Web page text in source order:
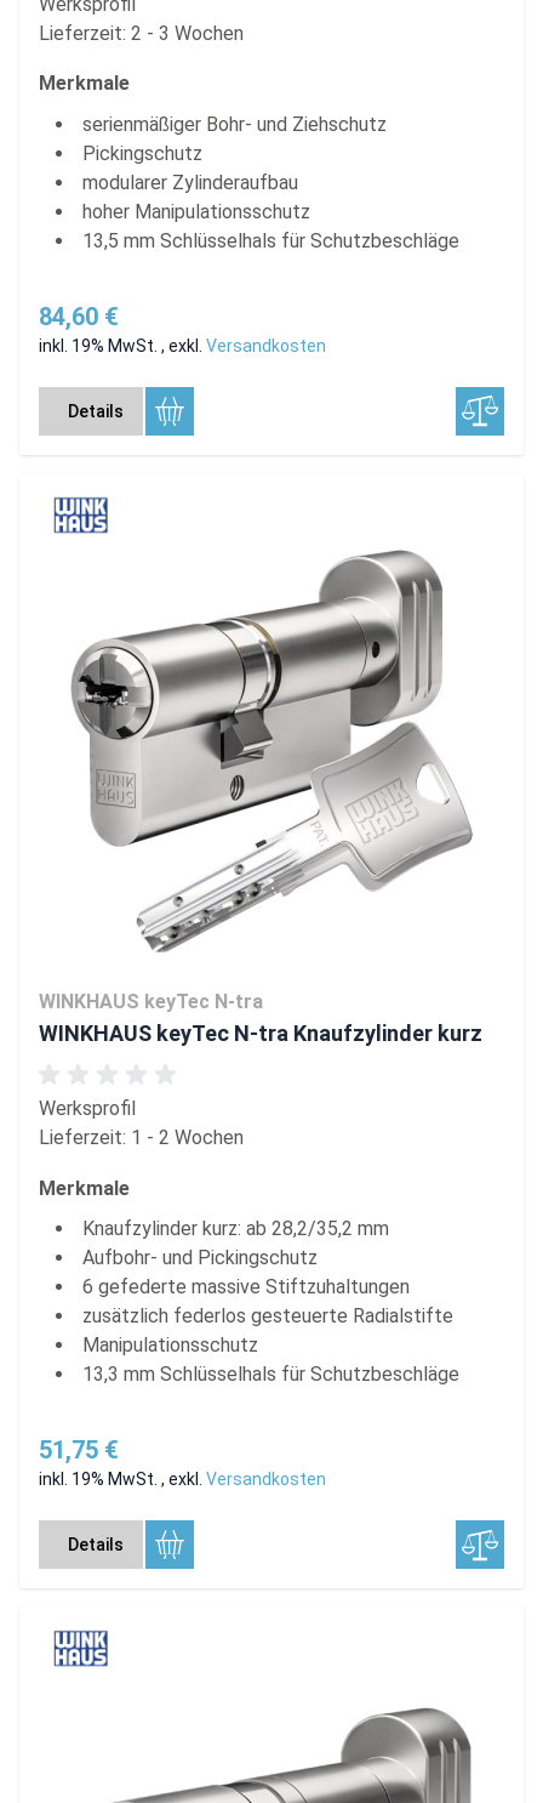
Lieferzeit: 2 - 3 Wochen
Merkmale
serienmäßiger Bohr- und Ziehschutz
Pickingschutz
modularer Zylinderaufbau
hoher Manipulationsschutz
13,5 mm Schlüsselhals für Schutzbeschläge
84,60 €
inkl. 19% MwSt. , exkl. Versandkosten
Details
WINKHAUS keyTec N-tra
WINKHAUS keyTec N-tra Knaufzylinder kurz
Werksprofil
Lieferzeit: 1 - 2 Wochen
Merkmale
Knaufzylinder kurz: ab 28,2/35,2 mm
Aufbohr- und Pickingschutz
6 gefederte massive Stiftzuhaltungen
zusätzlich federlos gesteuerte Radialstifte
Manipulationsschutz
13,3 mm Schlüsselhals für Schutzbeschläge
51,75 €
inkl. 19% MwSt. , exkl. Versandkosten
Details